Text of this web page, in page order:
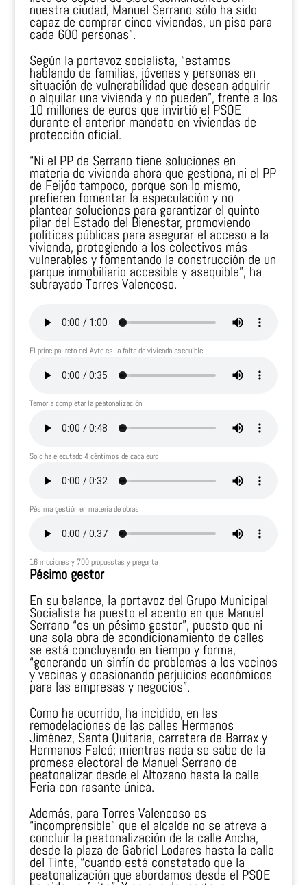
nuestra ciudad, Manuel Serrano sólo ha sido
capaz de comprar cinco viviendas, un piso para
cada 600 personas”.
Según la portavoz socialista, “estamos
hablando de familias, jóvenes y personas en
situación de vulnerabilidad que desean adquirir
o alquilar una vivienda y no pueden”, frente a los
10 millones de euros que invirtió el PSOE
durante el anterior mandato en viviendas de
protección oficial.
“Ni el PP de Serrano tiene soluciones en
materia de vivienda ahora que gestiona, ni el PP
de Feijóo tampoco, porque son lo mismo,
prefieren fomentar la especulación y no
plantear soluciones para garantizar el quinto
pilar del Estado del Bienestar, promoviendo
políticas públicas para asegurar el acceso a la
vivienda, protegiendo a los colectivos más
vulnerables y fomentando la construcción de un
parque inmobiliario accesible y asequible”, ha
subrayado Torres Valencoso.
El principal reto del Ayto es la falta de vivienda asequible
Temor a completar la peatonalización
Solo ha ejecutado 4 céntimos de cada euro
Pésima gestión en materia de obras
16 mociones y 700 propuestas y pregunta
Pésimo gestor
En su balance, la portavoz del Grupo Municipal
Socialista ha puesto el acento en que Manuel
Serrano “es un pésimo gestor”, puesto que ni
una sola obra de acondicionamiento de calles
se está concluyendo en tiempo y forma,
“generando un sinfín de problemas a los vecinos
y vecinas y ocasionando perjuicios económicos
para las empresas y negocios”.
Como ha ocurrido, ha incidido, en las
remodelaciones de las calles Hermanos
Jiménez, Santa Quitaria, carretera de Barrax y
Hermanos Falcó; mientras nada se sabe de la
promesa electoral de Manuel Serrano de
peatonalizar desde el Altozano hasta la calle
Feria con rasante única.
Además, para Torres Valencoso es
“incomprensible” que el alcalde no se atreva a
concluir la peatonalización de la calle Ancha,
desde la plaza de Gabriel Lodares hasta la calle
del Tinte, “cuando está constatado que la
peatonalización que abordamos desde el PSOE